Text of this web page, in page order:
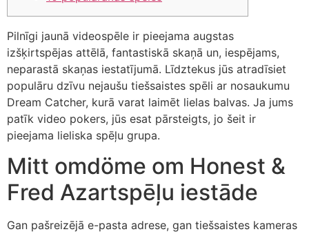
Pilnīgi jaunā videospēle ir pieejama augstas
izšķirtspējas attēlā, fantastiskā skaņā un, iespējams,
neparastā skaņas iestatījumā. Līdztekus jūs atradīsiet
populāru dzīvu nejaušu tiešsaistes spēli ar nosaukumu
Dream Catcher, kurā varat laimēt lielas balvas. Ja jums
patīk video pokers, jūs esat pārsteigts, jo šeit ir
pieejama lieliska spēļu grupa.
Mitt omdöme om Honest &
Fred Azartspēļu iestāde
Gan pašreizējā e-pasta adrese, gan tiešsaistes kameras